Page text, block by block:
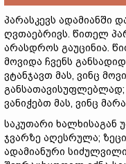
პარასკევს ადამიანში
ღვთაებრივს. წითელ
არასდროს გაუცინია.
მოვიდა ჩვენს
ვტანჯავთ მას, ვინც
ვანიჭებთ მას, ვინც
საკუთარი ხალხისაგან
ჯვარზე აღესრულა;
ადამიანური